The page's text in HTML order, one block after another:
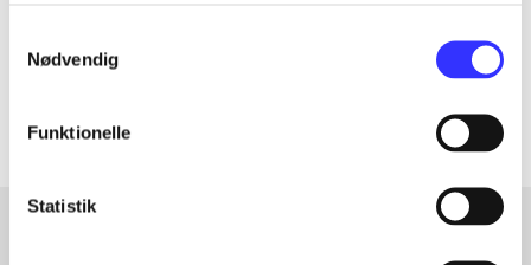
Nødvendig
Funktionelle
Statistik
Artiklerne i